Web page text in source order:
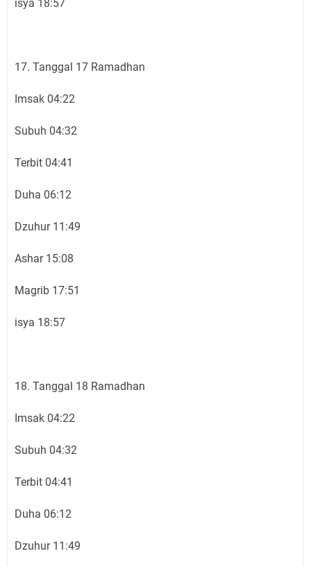
isya 18:57
17. Tanggal 17 Ramadhan
Imsak 04:22
Subuh 04:32
Terbit 04:41
Duha 06:12
Dzuhur 11:49
Ashar 15:08
Magrib 17:51
isya 18:57
18. Tanggal 18 Ramadhan
Imsak 04:22
Subuh 04:32
Terbit 04:41
Duha 06:12
Dzuhur 11:49